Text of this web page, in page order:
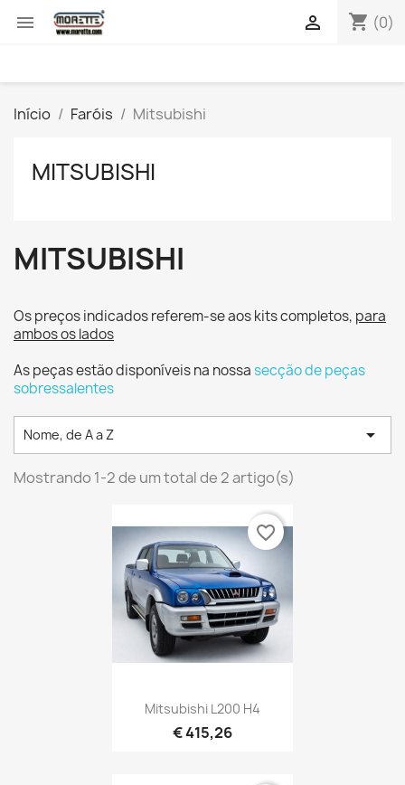
 shopping_cart (0)

Início Faróis Mitsubishi
MITSUBISHI
MITSUBISHI
Os preços indicados referem-se aos kits completos, para
ambos os lados
As peças estão disponíveis na nossasecção de peças
sobressalentes
Nome, de A a Z 
Mostrando 1-2 de um total de 2 artigo(s)
Mitsubishi L200 H4
€ 415,26
favorite_border